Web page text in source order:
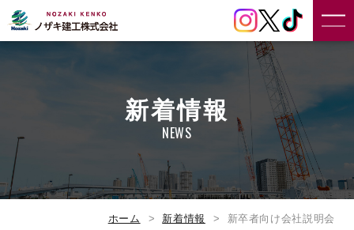
新着情報
NEWS
ホーム 新着情報 新卒者向け会社説明会